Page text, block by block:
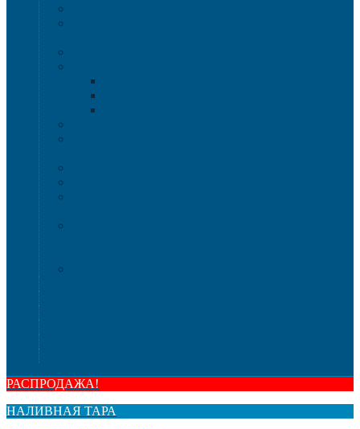
РАСПРОДАЖА!
НАЛИВНАЯ ТАРА